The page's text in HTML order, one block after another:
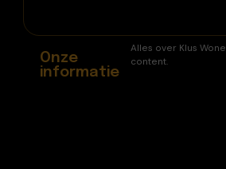
Onze
informatie
Alles over Klus
content.